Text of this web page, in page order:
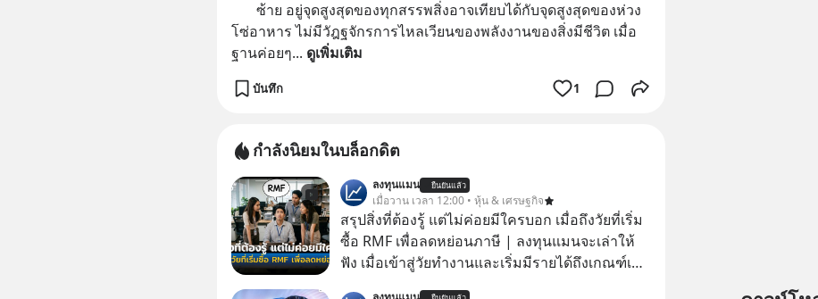
โซ่อาหาร ไม่มีวัฎฐจักรการไหลเวียนของพลังงานของสิ่งมีชีวิต เมื่อ
ฐานค่อยๆ... ดูเพิ่มเติม
บันทึก 1
กำลังนิยมในบล็อกดิต
ลงทุนแมน ยืนยันแล้ว
เมื่อวาน เวลา 12:00 • หุ้น & เศรษฐกิจ
สรุปสิ่งที่ต้องรู้ แต่ไม่ค่อยมีใครบอก เมื่อถึงวัยที่เริ่ม
ซื้อ RMF เพื่อลดหย่อนภาษี | ลงทุนแมนจะเล่าให้
ฟัง เมื่อเข้าสู่วัยทำงานและเริ่มมีรายได้ถึงเกณฑ์เสีย